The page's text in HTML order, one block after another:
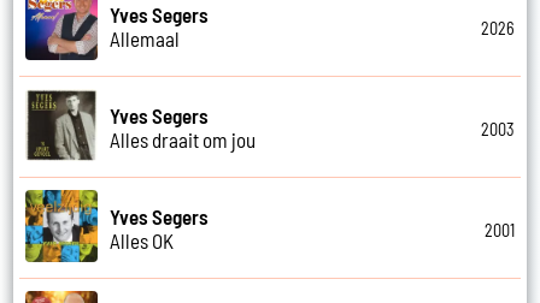
Yves Segers
Allemaal
2026
Yves Segers
Alles draait om jou
2003
Yves Segers
Alles OK
2001